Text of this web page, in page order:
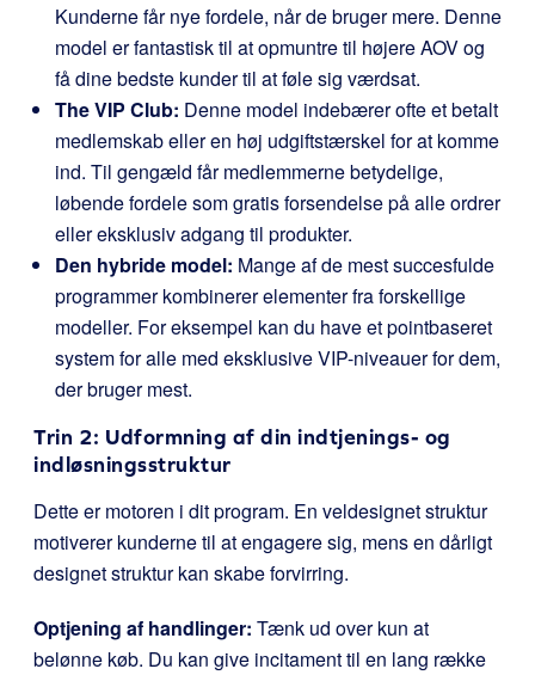
Kunderne får nye fordele, når de bruger mere. Denne
model er fantastisk til at opmuntre til højere AOV og
få dine bedste kunder til at føle sig værdsat.
The VIP Club: Denne model indebærer ofte et betalt
medlemskab eller en høj udgiftstærskel for at komme
ind. Til gengæld får medlemmerne betydelige,
løbende fordele som gratis forsendelse på alle ordrer
eller eksklusiv adgang til produkter.
Den hybride model: Mange af de mest succesfulde
programmer kombinerer elementer fra forskellige
modeller. For eksempel kan du have et pointbaseret
system for alle med eksklusive VIP-niveauer for dem,
der bruger mest.
Trin 2: Udformning af din indtjenings- og
indløsningsstruktur
Dette er motoren i dit program. En veldesignet struktur
motiverer kunderne til at engagere sig, mens en dårligt
designet struktur kan skabe forvirring.
Optjening af handlinger: Tænk ud over kun at
belønne køb. Du kan give incitament til en lang række